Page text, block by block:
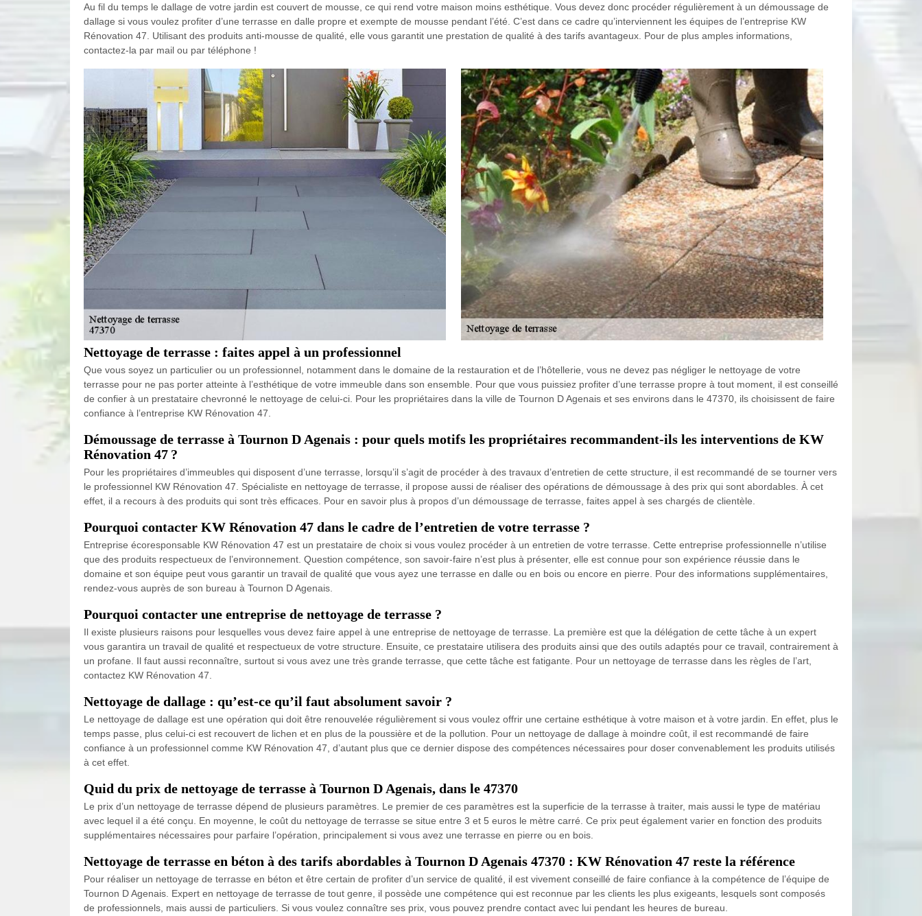
Au fil du temps le dallage de votre jardin est couvert de mousse, ce qui rend votre maison moins esthétique. Vous devez donc procéder régulièrement à un démoussage de
dallage si vous voulez profiter d’une terrasse en dalle propre et exempte de mousse pendant l’été. C’est dans ce cadre qu’interviennent les équipes de l’entreprise KW
Rénovation 47. Utilisant des produits anti-mousse de qualité, elle vous garantit une prestation de qualité à des tarifs avantageux. Pour de plus amples informations,
contactez-la par mail ou par téléphone !
Nettoyage de terrasse : faites appel à un professionnel
Que vous soyez un particulier ou un professionnel, notamment dans le domaine de la restauration et de l’hôtellerie, vous ne devez pas négliger le nettoyage de votre
terrasse pour ne pas porter atteinte à l’esthétique de votre immeuble dans son ensemble. Pour que vous puissiez profiter d’une terrasse propre à tout moment, il est conseillé
de confier à un prestataire chevronné le nettoyage de celui-ci. Pour les propriétaires dans la ville de Tournon D Agenais et ses environs dans le 47370, ils choisissent de faire
confiance à l’entreprise KW Rénovation 47.
Démoussage de terrasse à Tournon D Agenais : pour quels motifs les propriétaires recommandent-ils les interventions de KW
Rénovation 47 ?
Pour les propriétaires d’immeubles qui disposent d’une terrasse, lorsqu’il s’agit de procéder à des travaux d’entretien de cette structure, il est recommandé de se tourner vers
le professionnel KW Rénovation 47. Spécialiste en nettoyage de terrasse, il propose aussi de réaliser des opérations de démoussage à des prix qui sont abordables. À cet
effet, il a recours à des produits qui sont très efficaces. Pour en savoir plus à propos d’un démoussage de terrasse, faites appel à ses chargés de clientèle.
Pourquoi contacter KW Rénovation 47 dans le cadre de l’entretien de votre terrasse ?
Entreprise écoresponsable KW Rénovation 47 est un prestataire de choix si vous voulez procéder à un entretien de votre terrasse. Cette entreprise professionnelle n’utilise
que des produits respectueux de l’environnement. Question compétence, son savoir-faire n’est plus à présenter, elle est connue pour son expérience réussie dans le
domaine et son équipe peut vous garantir un travail de qualité que vous ayez une terrasse en dalle ou en bois ou encore en pierre. Pour des informations supplémentaires,
rendez-vous auprès de son bureau à Tournon D Agenais.
Pourquoi contacter une entreprise de nettoyage de terrasse ?
Il existe plusieurs raisons pour lesquelles vous devez faire appel à une entreprise de nettoyage de terrasse. La première est que la délégation de cette tâche à un expert
vous garantira un travail de qualité et respectueux de votre structure. Ensuite, ce prestataire utilisera des produits ainsi que des outils adaptés pour ce travail, contrairement à
un profane. Il faut aussi reconnaître, surtout si vous avez une très grande terrasse, que cette tâche est fatigante. Pour un nettoyage de terrasse dans les règles de l’art,
contactez KW Rénovation 47.
Nettoyage de dallage : qu’est-ce qu’il faut absolument savoir ?
Le nettoyage de dallage est une opération qui doit être renouvelée régulièrement si vous voulez offrir une certaine esthétique à votre maison et à votre jardin. En effet, plus le
temps passe, plus celui-ci est recouvert de lichen et en plus de la poussière et de la pollution. Pour un nettoyage de dallage à moindre coût, il est recommandé de faire
confiance à un professionnel comme KW Rénovation 47, d’autant plus que ce dernier dispose des compétences nécessaires pour doser convenablement les produits utilisés
à cet effet.
Quid du prix de nettoyage de terrasse à Tournon D Agenais, dans le 47370
Le prix d’un nettoyage de terrasse dépend de plusieurs paramètres. Le premier de ces paramètres est la superficie de la terrasse à traiter, mais aussi le type de matériau
avec lequel il a été conçu. En moyenne, le coût du nettoyage de terrasse se situe entre 3 et 5 euros le mètre carré. Ce prix peut également varier en fonction des produits
supplémentaires nécessaires pour parfaire l’opération, principalement si vous avez une terrasse en pierre ou en bois.
Nettoyage de terrasse en béton à des tarifs abordables à Tournon D Agenais 47370 : KW Rénovation 47 reste la référence
Pour réaliser un nettoyage de terrasse en béton et être certain de profiter d’un service de qualité, il est vivement conseillé de faire confiance à la compétence de l’équipe de
Tournon D Agenais. Expert en nettoyage de terrasse de tout genre, il possède une compétence qui est reconnue par les clients les plus exigeants, lesquels sont composés
de professionnels, mais aussi de particuliers. Si vous voulez connaître ses prix, vous pouvez prendre contact avec lui pendant les heures de bureau.